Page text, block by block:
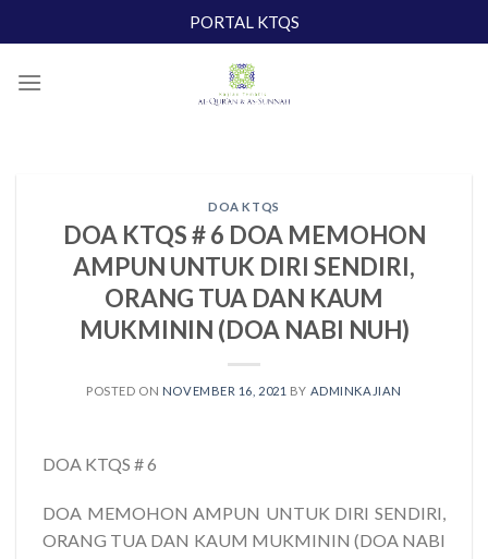
to
PORTAL KTQS
DOA KTQS
DOA KTQS # 6 DOA MEMOHON
AMPUN UNTUK DIRI SENDIRI,
ORANG TUA DAN KAUM
MUKMININ (DOA NABI NUH)
POSTED ON NOVEMBER 16, 2021 BY ADMINKAJIAN
DOA KTQS # 6
DOA MEMOHON AMPUN UNTUK DIRI SENDIRI,
ORANG TUA DAN KAUM MUKMININ (DOA NABI